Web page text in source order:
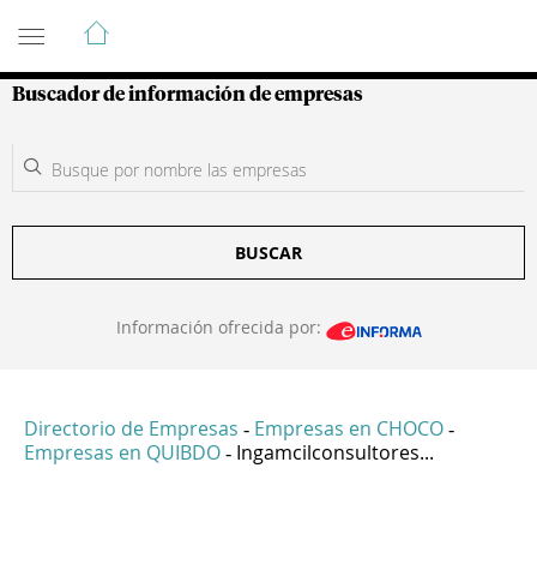
Guía de Empresas Colombianas
Buscador de información de empresas
BUSCAR
Información ofrecida por:
Directorio de Empresas - Empresas en CHOCO -
Empresas en QUIBDO - Ingamcilconsultores...